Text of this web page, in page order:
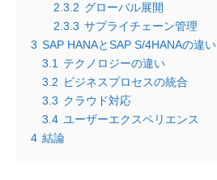
2.3.2 グローバル展開
2.3.3 サプライチェーン管理
3 SAP HANAとSAP S/4HANAの違い
3.1
テクノロジーの違い
3.2 ビジネスプロセスの統合
3.3 クラウド対応
3.4 ユーザーエクスペリエンス
4 結論